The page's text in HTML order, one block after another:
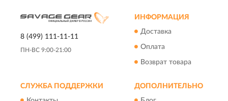
8 (499) 111-11-11
ПН-ВС 9:00-21:00
ИНФОРМАЦИЯ
Доставка
Оплата
Возврат товара
СЛУЖБА ПОДДЕРЖКИ ДОПОЛНИТЕЛЬНО